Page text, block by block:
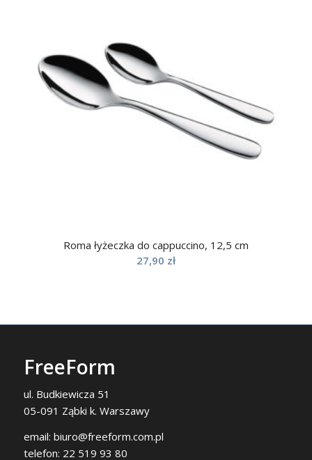
Roma łyżeczka do cappuccino, 12,5 cm
27,90 zł
FreeForm
ul. Budkiewicza 51
05-091 Ząbki k. Warszawy
email: biuro@freeform.com.pl
telefon: 22 519 93 80